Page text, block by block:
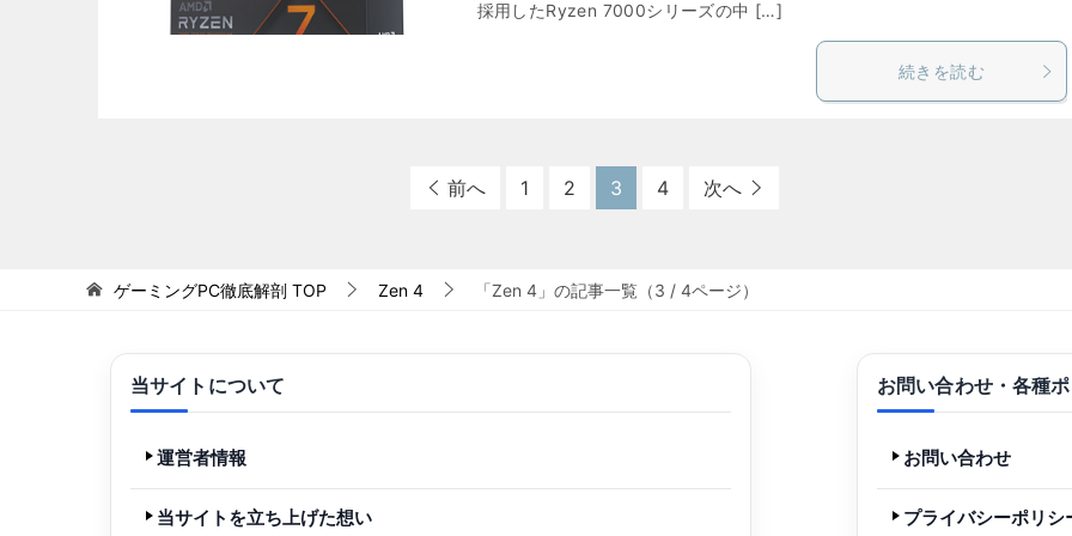
採用したRyzen 7000シリーズの中 […]
続きを読む
前へ 1 2 3 4 次へ
ゲーミングPC徹底解剖 TOP Zen 4 「Zen 4」の記事一覧（3 / 4ページ）
当サイトについて
運営者情報
当サイトを立ち上げた想い
お問い合わせ・各種
お問い合わせ
プライバシーポリシ